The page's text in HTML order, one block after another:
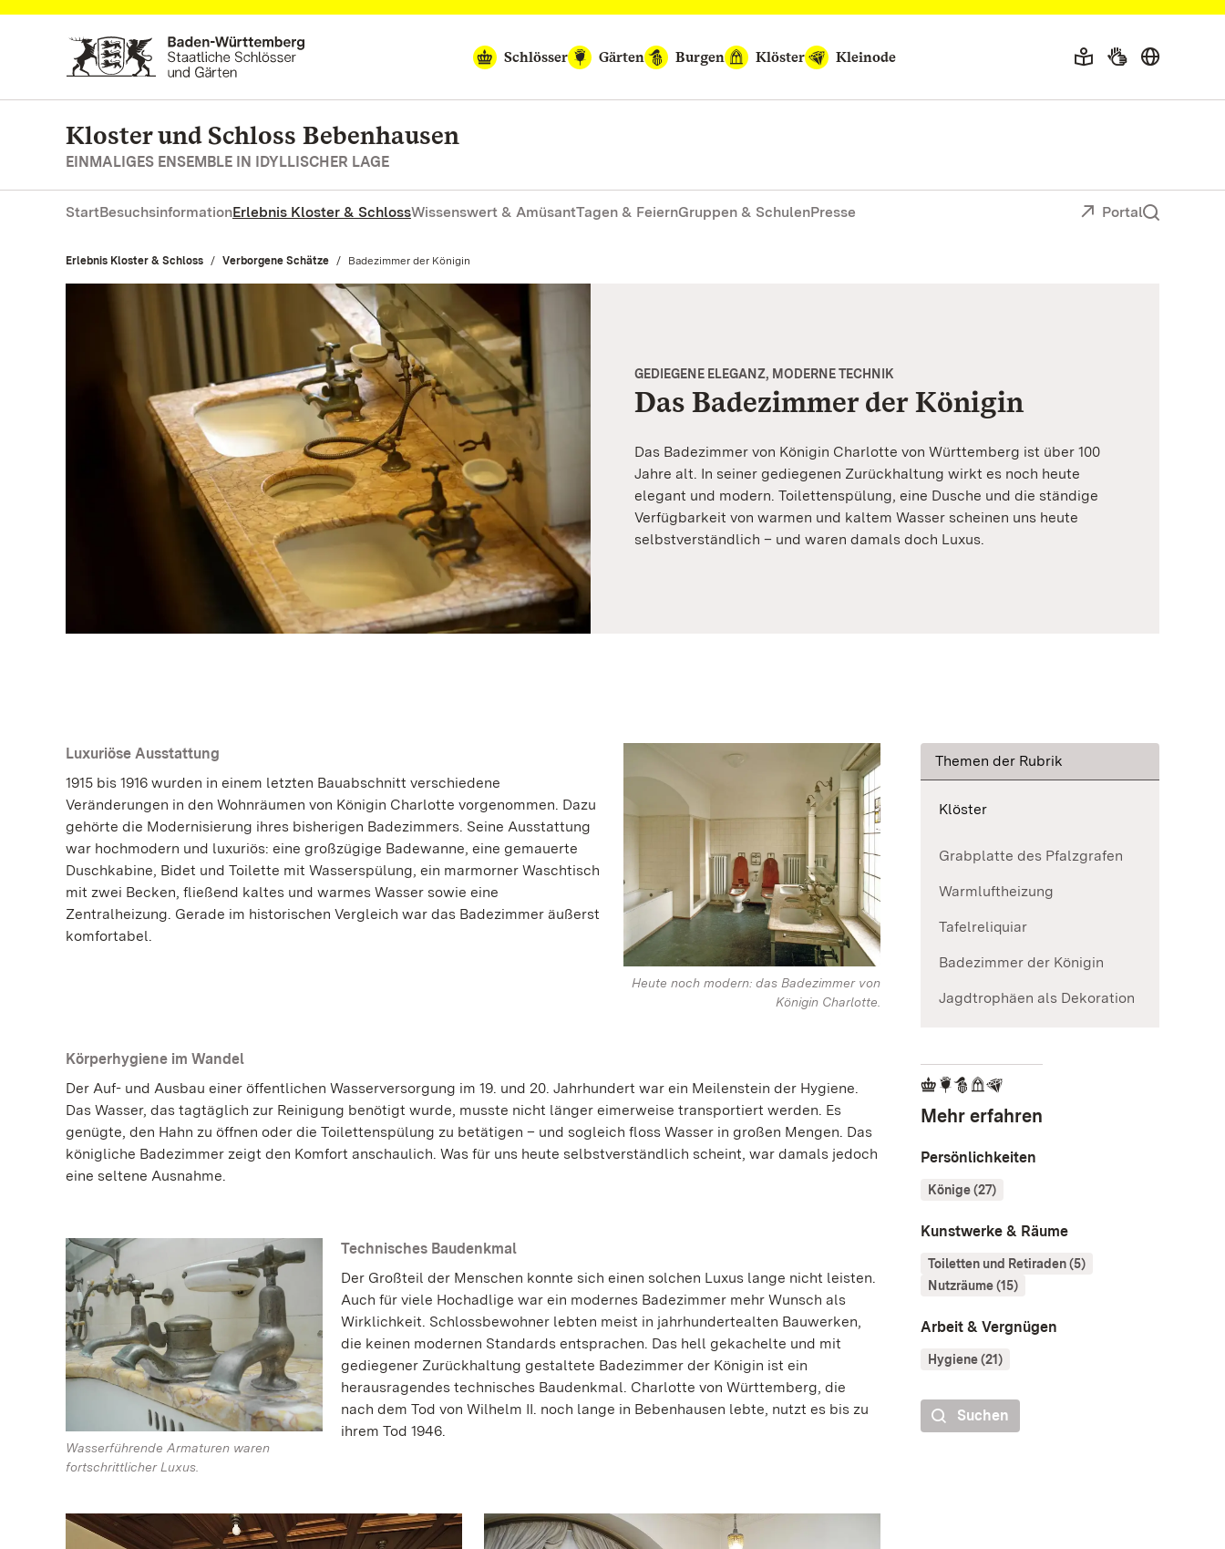
Zum Hauptinhalt springen
Schlösser
Gärten Burgen Klöster Kleinode
Kloster und Schloss Bebenhausen
EINMALIGES ENSEMBLE IN IDYLLISCHER LAGE
StartBesuchsinformationErlebnis Kloster & SchlossWissenswert & AmüsantTagen & FeiernGruppen & SchulenPresse Portal
Erlebnis Kloster & Schloss Verborgene Schätze Aktuell:
Badezimmer der Königin
GEDIEGENE ELEGANZ, MODERNE TECHNIK
Das Badezimmer der Königin
Das Badezimmer von Königin Charlotte von Württemberg ist über 100
Jahre alt. In seiner gediegenen Zurückhaltung wirkt es noch heute
elegant und modern. Toilettenspülung, eine Dusche und die ständige
Verfügbarkeit von warmen und kaltem Wasser scheinen uns heute
selbstverständlich – und waren damals doch Luxus.
Heute noch modern: das Badezimmer von
Königin Charlotte.
Luxuriöse Ausstattung
1915 bis 1916 wurden in einem letzten Bauabschnitt verschiedene
Veränderungen in den Wohnräumen von Königin Charlotte vorgenommen. Dazu
gehörte die Modernisierung ihres bisherigen Badezimmers. Seine Ausstattung
war hochmodern und luxuriös: eine großzügige Badewanne, eine gemauerte
Duschkabine, Bidet und Toilette mit Wasserspülung, ein marmorner Waschtisch
mit zwei Becken, fließend kaltes und warmes Wasser sowie eine
Zentralheizung. Gerade im historischen Vergleich war das Badezimmer äußerst
komfortabel.
Körperhygiene im Wandel
Der Auf- und Ausbau einer öffentlichen Wasserversorgung im 19. und 20. Jahrhundert war ein Meilenstein der Hygiene.
Das Wasser, das tagtäglich zur Reinigung benötigt wurde, musste nicht länger eimerweise transportiert werden. Es
genügte, den Hahn zu öffnen oder die Toilettenspülung zu betätigen – und sogleich floss Wasser in großen Mengen. Das
königliche Badezimmer zeigt den Komfort anschaulich. Was für uns heute selbstverständlich scheint, war damals jedoch
eine seltene Ausnahme.
Wasserführende Armaturen waren
fortschrittlicher Luxus.
Technisches Baudenkmal
Der Großteil der Menschen konnte sich einen solchen Luxus lange nicht leisten.
Auch für viele Hochadlige war ein modernes Badezimmer mehr Wunsch als
Wirklichkeit. Schlossbewohner lebten meist in jahrhundertealten Bauwerken,
die keinen modernen Standards entsprachen. Das hell gekachelte und mit
gediegener Zurückhaltung gestaltete Badezimmer der Königin ist ein
herausragendes technisches Baudenkmal. Charlotte von Württemberg, die
nach dem Tod von Wilhelm II. noch lange in Bebenhausen lebte, nutzt es bis zu
ihrem Tod 1946.
Themen der Rubrik
Klöster
Grabplatte des Pfalzgrafen
Warmluftheizung
Tafelreliquiar
Badezimmer der Königin
Jagdtrophäen als Dekoration
Mehr erfahren
Persönlichkeiten
Könige (27)
Kunstwerke & Räume
Toiletten und Retiraden (5)
Nutzräume (15)
Arbeit & Vergnügen
Hygiene (21)
Suchen